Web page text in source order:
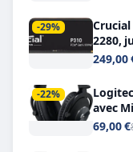
-29%
Crucial
2280,
249,00
-22%
avec
69,00 €